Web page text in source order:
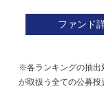
ファンド
※各ランキングの抽出
が取扱う全ての公募